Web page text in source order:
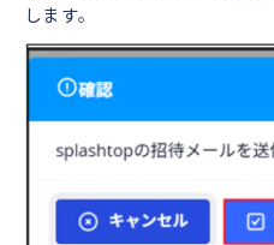
します。